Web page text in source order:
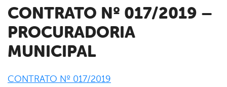
CONTRATO Nº 017/2019 –
PROCURADORIA
MUNICIPAL
CONTRATO Nº 017/2019